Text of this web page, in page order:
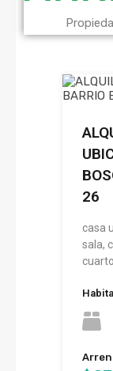
26
casa
sala,